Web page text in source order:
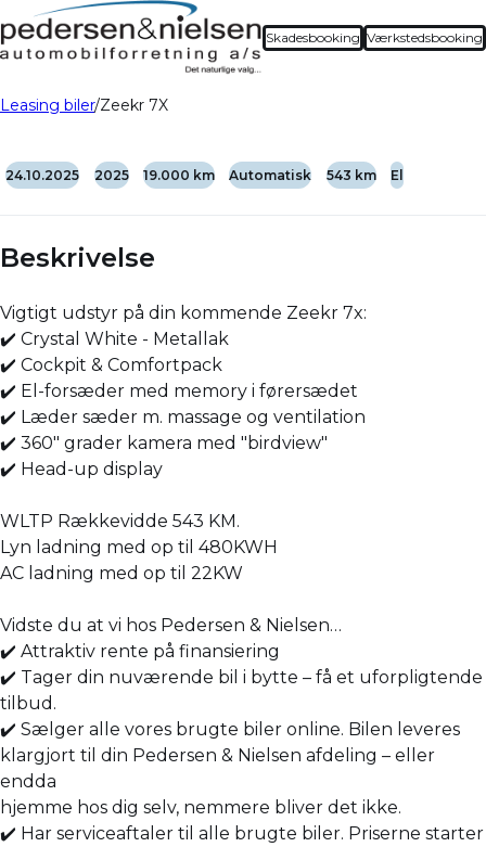
Skadesbooking Værkstedsbooking
Leasing biler Zeekr 7X
24.10.2025 2025 19.000 km Automatisk 543 km El
Beskrivelse
Vigtigt udstyr på din kommende Zeekr 7x:
✔️ Crystal White - Metallak
✔️ Cockpit & Comfortpack
✔️ El-forsæder med memory i førersædet
✔️ Læder sæder m. massage og ventilation
✔️ 360" grader kamera med "birdview"
✔️ Head-up display
WLTP Rækkevidde 543 KM.
Lyn ladning med op til 480KWH
AC ladning med op til 22KW
Vidste du at vi hos Pedersen & Nielsen…
✔️ Attraktiv rente på finansiering
✔️ Tager din nuværende bil i bytte – få et uforpligtende
tilbud.
✔️ Sælger alle vores brugte biler online. Bilen leveres
klargjort til din Pedersen & Nielsen afdeling – eller
endda
hjemme hos dig selv, nemmere bliver det ikke.
✔️ Har serviceaftaler til alle brugte biler. Priserne starter